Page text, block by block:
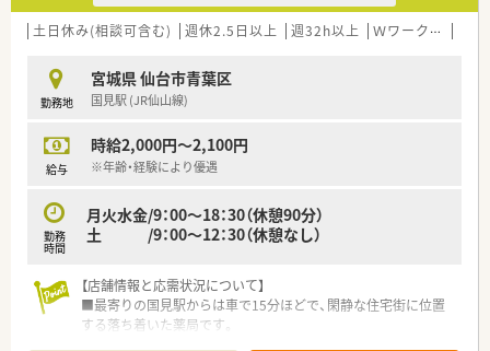
【店舗情報と応需状況について】
方箋を1日あたり30枚から40枚ほど応需している薬局です。
■路地裏に位置するコンパクトな店舗であり、長年勤務している
ベテランの女性管理薬剤師が在籍しております。
地域に根ざしたかかりつけ薬局として信頼を集めている環境で
す。
【想定される業務内容】
■門前の内科・循環器科クリニックからの処方箋を中心に、調
剤、監査、服薬指導といった一連の薬剤師業務を担当いただきま
■薬歴管理には1人1台のiPadを導入しているため、スムーズな
入力作業が可能であり、効率的に業務を進めることができます。
■処方箋枚数が比較的落ち着いているため、患者様一人ひとりと
土日休み(相談可含む) 週休2.5日以上 週32h以上 Ｗワーク可
勤務地
宮城県 仙台市青葉区
国見駅 (JR仙山線)
給与
時給2,000円～2,100円
※年齢・経験により優遇
勤務
時間
月火水金/9：00～18：30（休憩90分）
土 /9：00～12：30（休憩なし）
【店舗情報と応需状況について】
■最寄りの国見駅からは車で15分ほどで、閑静な住宅街に位置
する落ち着いた薬局です。